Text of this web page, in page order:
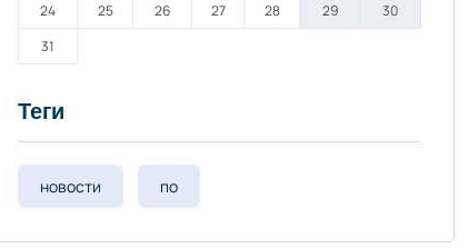
24
25 26 27 28 29
30
31
Теги
новости по